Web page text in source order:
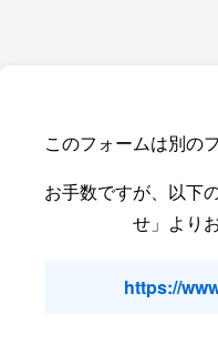
このフォームは別の
お手数ですが、以下
せ」より
https://